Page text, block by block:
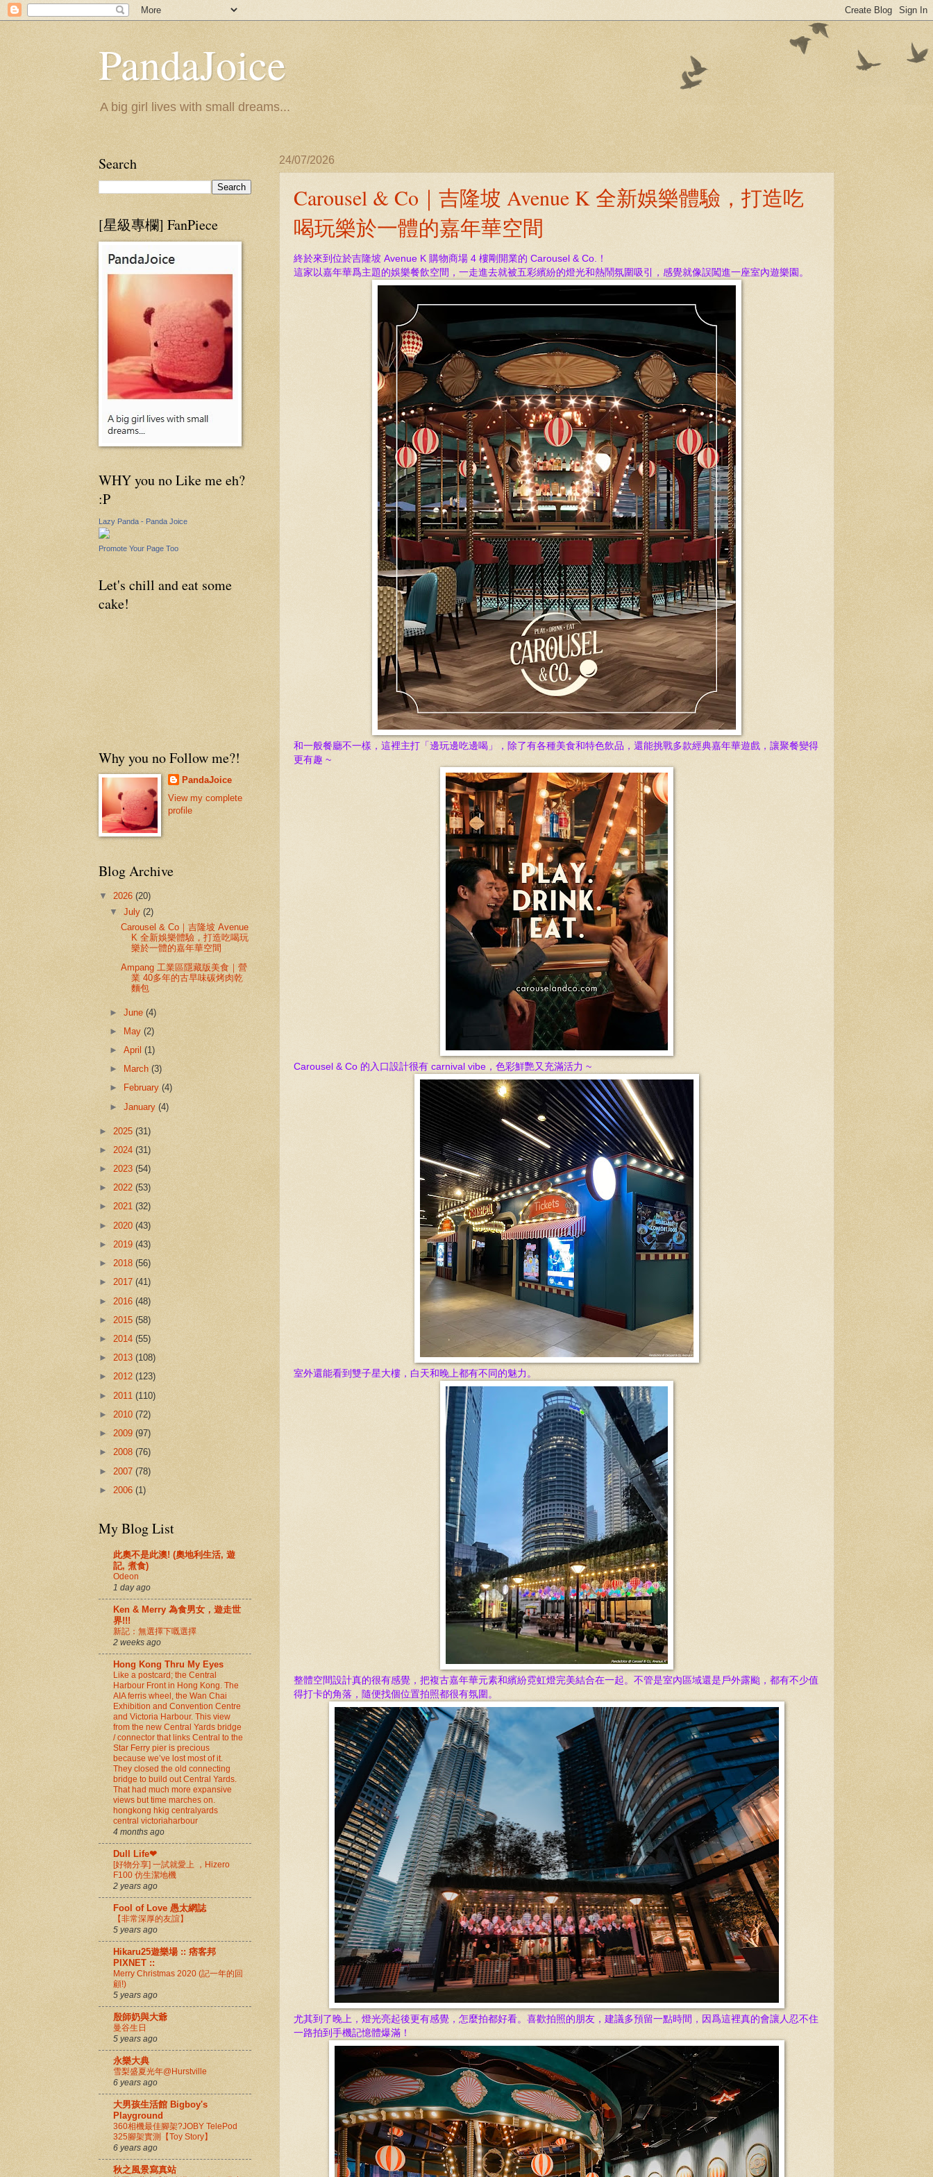
PandaJoice
A big girl lives with small dreams...
24/07/2026
Carousel & Co｜吉隆坡 Avenue K 全新娛樂體驗，打造吃
喝玩樂於一體的嘉年華空間
終於來到位於吉隆坡 Avenue K 購物商場 4 樓剛開業的 Carousel & Co.！
這家以嘉年華爲主題的娛樂餐飲空間，一走進去就被五彩繽紛的燈光和熱鬧氛圍吸引，感覺就像誤闖進一座室內遊樂園。
和一般餐廳不一樣，這裡主打「邊玩邊吃邊喝」，除了有各種美食和特色飲品，還能挑戰多款經典嘉年華遊戲，讓聚餐變得
更有趣 ~
Carousel & Co 的入口設計很有 carnival vibe，色彩鮮艷又充滿活力 ~
室外還能看到雙子星大樓，白天和晚上都有不同的魅力。
整體空間設計真的很有感覺，把複古嘉年華元素和繽紛霓虹燈完美結合在一起。不管是室內區域還是戶外露颱，都有不少值
得打卡的角落，隨便找個位置拍照都很有氛圍。
尤其到了晚上，燈光亮起後更有感覺，怎麼拍都好看。喜歡拍照的朋友，建議多預留一點時間，因爲這裡真的會讓人忍不住
一路拍到手機記憶體爆滿！
Search
[星級專欄] FanPiece
WHY you no Like me eh?
:P
Lazy Panda - Panda Joice
Promote Your Page Too
Let's chill and eat some
cake!
Why you no Follow me?!
PandaJoice
View my complete
profile
Blog Archive
▼ 2026 (20)
▼July(2)
Carousel & Co｜吉隆坡 Avenue
K 全新娛樂體驗，打造吃喝玩
樂於一體的嘉年華空間
Ampang 工業區隱藏版美食｜營
業 40多年的古早味碳烤肉乾
麵包
►June(4)
►
May(2)
►April(1)
►
March(3)
►
February(4)
►January(4)
► 2025 (31)
► 2024 (31)
► 2023 (54)
► 2022 (53)
► 2021 (32)
► 2020 (43)
► 2019 (43)
► 2018 (56)
► 2017 (41)
► 2016 (48)
► 2015 (58)
► 2014 (55)
► 2013 (108)
► 2012 (123)
► 2011 (110)
► 2010 (72)
► 2009 (97)
► 2008 (76)
► 2007 (78)
► 2006 (1)
My Blog List
此奧不是此澳! (奧地利生活, 遊
記, 煮食)
Odeon
1 day ago
Ken & Merry 為食男女，遊走世
界!!!
新記：無選擇下嘅選擇
2 weeks ago
Hong Kong Thru My Eyes
Like a postcard; the Central
Harbour Front in Hong Kong. The
AIA ferris wheel, the Wan Chai
Exhibition and Convention Centre
and Victoria Harbour. This view
from the new Central Yards bridge
/ connector that links Central to the
Star Ferry pier is precious
because we’ve lost most of it.
They closed the old connecting
bridge to build out Central Yards.
That had much more expansive
views but time marches on.
hongkong hkig centralyards
central victoriaharbour
4 months ago
Dull Life❤
[好物分享] 一試就愛上 ，Hizero
F100 仿生潔地機
2 years ago
Fool of Love 愚太網誌
【非常深厚的友誼】
5 years ago
Hikaru25遊樂場 :: 痞客邦
PIXNET ::
Merry Christmas 2020 (記一年的回
顧!)
5 years ago
殷師奶與大爺
曼谷生日
5 years ago
永樂大典
雪梨盛夏光年@Hurstville
6 years ago
大男孩生活館 Bigboy's
Playground
360相機最佳腳架?JOBY TelePod
325腳架實測【Toy Story】
6 years ago
秋之風景寫真站